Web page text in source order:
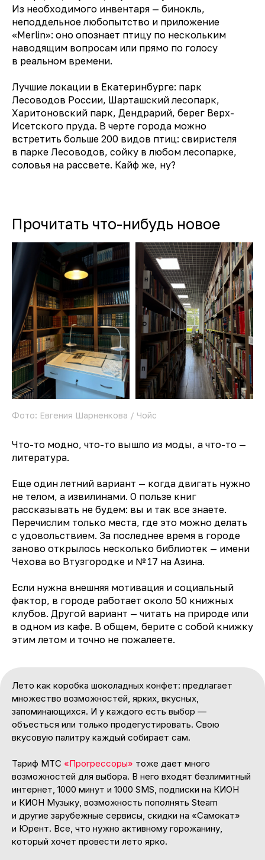
Из необходимого инвентаря — бинокль,
неподдельное любопытство и приложение
«Merlin»: оно опознает птицу по нескольким
наводящим вопросам или прямо по голосу
в реальном времени.
Лучшие локации в Екатеринбурге: парк
Лесоводов России, Шарташский лесопарк,
Харитоновский парк, Дендрарий, берег Верх-
Исетского пруда. В черте города можно
встретить больше 200 видов птиц: свиристеля
в парке Лесоводов, сойку в любом лесопарке,
соловья на рассвете. Кайф же, ну?
Прочитать что-нибудь новое
Фото: Евгения Шарненкова / Чойс
Что-то модно, что-то вышло из моды, а что-то —
литература.
Еще один летний вариант — когда двигать нужно
не телом, а извилинами. О пользе книг
рассказывать не будем: вы и так все знаете.
Перечислим только места, где это можно делать
с удовольствием. За последнее время в городе
заново открылось несколько библиотек — имени
Чехова во Втузгородке и № 17 на Азина.
Если нужна внешняя мотивация и социальный
фактор, в городе работает около 50 книжных
клубов. Другой вариант — читать на природе или
в одном из кафе. В общем, берите с собой книжку
этим летом и точно не пожалеете.
Лето как коробка шоколадных конфет: предлагает
множество возможностей, ярких, вкусных,
запоминающихся. И у каждого есть выбор —
объесться или только продегустировать. Свою
вкусовую палитру каждый собирает сам.
Тариф МТС «Прогрессоры» тоже дает много
возможностей для выбора. В него входят безлимитный
интернет, 1000 минут и 1000 SMS, подписки на КИОН
и КИОН Музыку, возможность пополнять Steam
и другие зарубежные сервисы, скидки на «Самокат»
и Юрент. Все, что нужно активному горожанину,
который хочет провести лето ярко.
МАХ
Телеграм
Чойс у вас в телефоне
*Instagram💧 Meta
Platforms💧Inc. запрещено
на территории России
Написать редакции
Политика конфиденциальности
Пользовательское соглашение
Рекламодателям
ООО «Вам понравится»
Чойс. Новости Екатеринбурга, люди, места,
события
*Instagram💧
Вконтакте